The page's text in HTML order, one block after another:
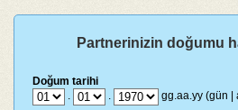
Partnerinizin doğumu
Doğum tarihi
.
.
gg.aa.yy (gün |